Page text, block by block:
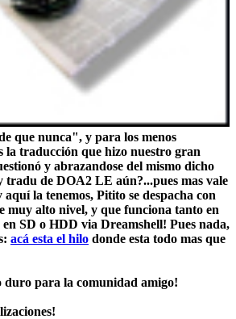
que nunca", y para los menos
la traducción que hizo nuestro gran
y abrazandose del mismo dicho
de DOA2 LE aún?...pues mas vale
la tenemos, Pitito se despacha con
muy alto nivel, y que funciona tanto en
en SD o HDD via Dreamshell! Pues nada,
acá esta el hilo donde esta todo mas que
para la comunidad amigo!